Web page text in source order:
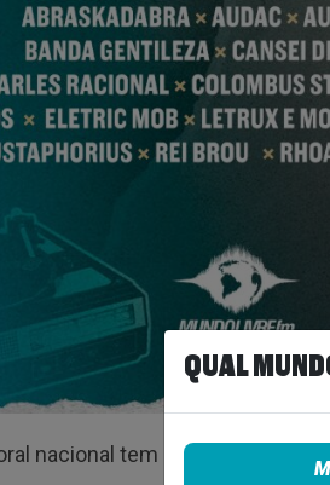
nacional tem lugar certo no dial.
QUAL